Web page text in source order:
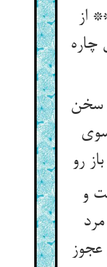
از
سخن
و